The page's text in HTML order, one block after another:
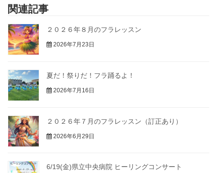
関連記事
２０２６年８月のフラレッスン
2026年7月23日
夏だ！祭りだ！フラ踊るよ！
2026年7月16日
２０２６年７月のフラレッスン（訂正あり）
2026年6月29日
6/19(金)県立中央病院 ヒーリングコンサート